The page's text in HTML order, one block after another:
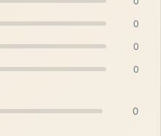
0
0
0
0